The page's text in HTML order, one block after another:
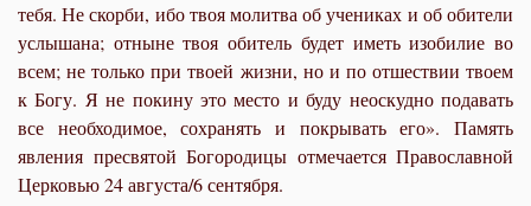
тебя. Не скорби, ибо твоя молитва об учениках и об обители
услышана; отныне твоя обитель будет иметь изобилие во
всем; не только при твоей жизни, но и по отшествии твоем
к Богу. Я не покину это место и буду неоскудно подавать
все необходимое, сохранять и покрывать его». Память
явления пресвятой Богородицы отмечается Православной
Церковью 24 августа/6 сентября.